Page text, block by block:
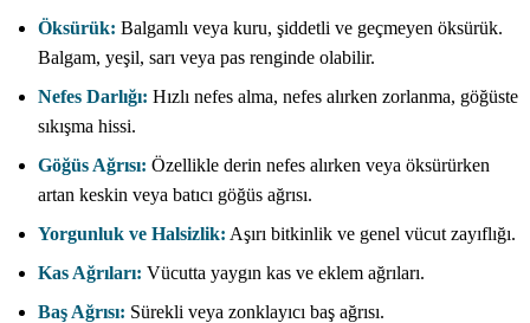
Öksürük: Balgamlı veya kuru, şiddetli ve geçmeyen öksürük.
Balgam, yeşil, sarı veya pas renginde olabilir.
Nefes Darlığı: Hızlı nefes alma, nefes alırken zorlanma, göğüste
sıkışma hissi.
Göğüs Ağrısı: Özellikle derin nefes alırken veya öksürürken
artan keskin veya batıcı göğüs ağrısı.
Yorgunluk ve Halsizlik: Aşırı bitkinlik ve genel vücut zayıflığı.
Kas Ağrıları: Vücutta yaygın kas ve eklem ağrıları.
Baş Ağrısı: Sürekli veya zonklayıcı baş ağrısı.